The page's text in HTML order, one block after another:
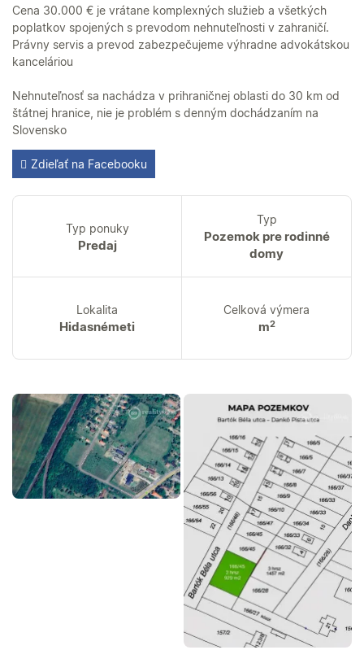
Cena 30.000 € je vrátane komplexných služieb a všetkých
poplatkov spojených s prevodom nehnuteľnosti v zahraničí.
Právny servis a prevod zabezpečujeme výhradne advokátskou
kanceláriou
Nehnuteľnosť sa nachádza v prihraničnej oblasti do 30 km od
štátnej hranice, nie je problém s denným dochádzaním na
Slovensko
Zdieľať na Facebooku
Typ ponuky
Predaj
Typ
Pozemok pre rodinné
domy
Lokalita
Hidasnémeti
Celková výmera
m2